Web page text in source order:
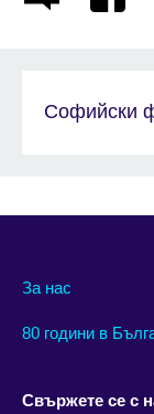
Софийски
За нас
80 години в
Свържете се с